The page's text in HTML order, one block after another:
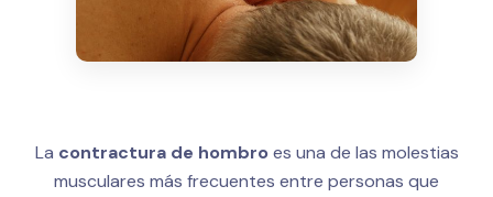
La contractura de hombro es una de las molestias
musculares más frecuentes entre personas que